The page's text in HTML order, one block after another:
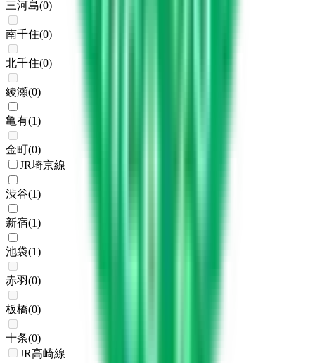
三河島(0)
南千住(0)
北千住(0)
綾瀬(0)
亀有(1)
金町(0)
JR埼京線
渋谷(1)
新宿(1)
池袋(1)
赤羽(0)
板橋(0)
十条(0)
JR高崎線